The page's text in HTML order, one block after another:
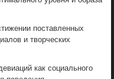
поставленных
и творческих
как социального